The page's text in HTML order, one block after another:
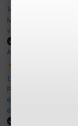
14 Avr 2026
Mon article reçu est
vidéo proposée par le
Acheteur vérifié
13 Avr 2026
Pas du le sparadrap
épais ! Ce n'est pas le
été rapide dans un